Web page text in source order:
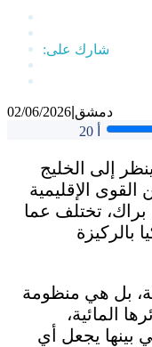
02/06/2026 دمشق
20
إلى الخليج
القوى الإقليمية
براك، تختلف عما
بل هي منظومة
المائية،
بينها يجعل أي